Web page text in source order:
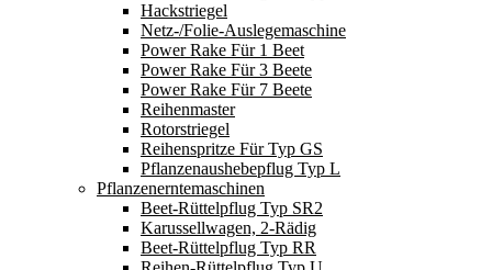
Hackstriegel
Netz-/Folie-Auslegemaschine
Power Rake Für 1 Beet
Power Rake Für 3 Beete
Power Rake Für 7 Beete
Reihenmaster
Rotorstriegel
Reihenspritze Für Typ GS
Pflanzenaushebepflug Typ L
Pflanzenerntemaschinen
Beet-Rüttelpflug Typ SR2
Karussellwagen, 2-Rädig
Beet-Rüttelpflug Typ RR